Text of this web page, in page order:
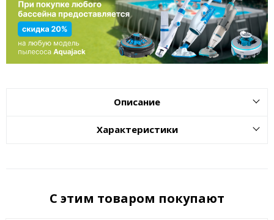
Описание
Характеристики
С этим товаром покупают